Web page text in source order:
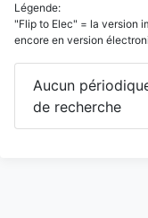
Légende:
"Flip to Elec" = la version
encore en version
Aucun
de recherche